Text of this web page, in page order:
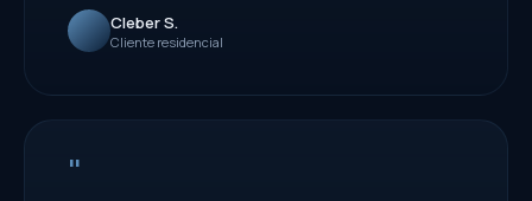
Cleber S.
Cliente residencial
"